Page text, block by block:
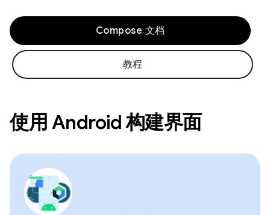
Compose 文档
教程
使用 Android 构建界面